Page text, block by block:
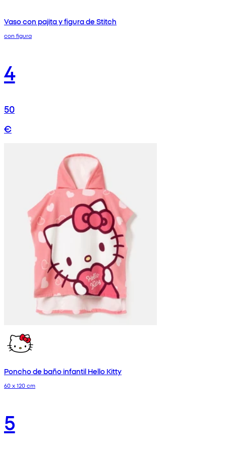
Vaso con pajita y figura de Stitch
con figura
4
50
€
Poncho de baño infantil Hello Kitty
60 x 120 cm
5